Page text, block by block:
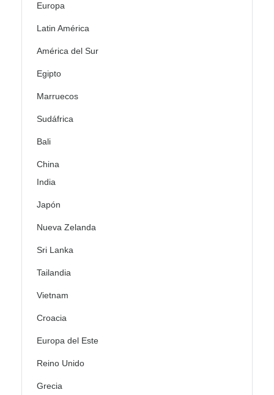
Europa
Latin América
América del Sur
Egipto
Marruecos
Sudáfrica
Bali
China
India
Japón
Nueva Zelanda
Sri Lanka
Tailandia
Vietnam
Croacia
Europa del Este
Reino Unido
Grecia